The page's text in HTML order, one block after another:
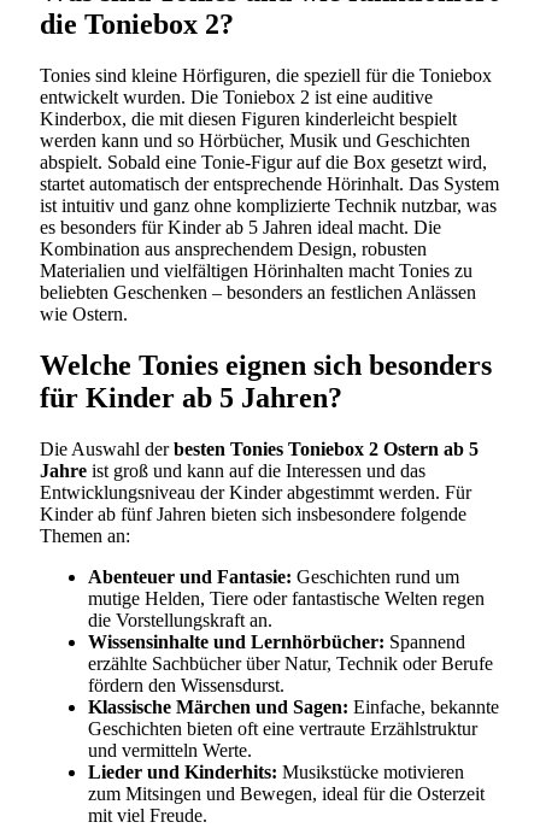
die Toniebox 2?
Tonies sind kleine Hörfiguren, die speziell für die Toniebox
entwickelt wurden. Die Toniebox 2 ist eine auditive
Kinderbox, die mit diesen Figuren kinderleicht bespielt
werden kann und so Hörbücher, Musik und Geschichten
abspielt. Sobald eine Tonie-Figur auf die Box gesetzt wird,
startet automatisch der entsprechende Hörinhalt. Das System
ist intuitiv und ganz ohne komplizierte Technik nutzbar, was
es besonders für Kinder ab 5 Jahren ideal macht. Die
Kombination aus ansprechendem Design, robusten
Materialien und vielfältigen Hörinhalten macht Tonies zu
beliebten Geschenken – besonders an festlichen Anlässen
wie Ostern.
Welche Tonies eignen sich besonders
für Kinder ab 5 Jahren?
Die Auswahl derbesten Tonies Toniebox 2 Ostern ab 5
Jahre ist groß und kann auf die Interessen und das
Entwicklungsniveau der Kinder abgestimmt werden. Für
Kinder ab fünf Jahren bieten sich insbesondere folgende
Themen an:
Abenteuer und Fantasie: Geschichten rund um
mutige Helden, Tiere oder fantastische Welten regen
die Vorstellungskraft an.
Wissensinhalte und Lernhörbücher: Spannend
erzählte Sachbücher über Natur, Technik oder Berufe
fördern den Wissensdurst.
Klassische Märchen und Sagen: Einfache, bekannte
Geschichten bieten oft eine vertraute Erzählstruktur
und vermitteln Werte.
Lieder und Kinderhits: Musikstücke motivieren
zum Mitsingen und Bewegen, ideal für die Osterzeit
mit viel Freude.